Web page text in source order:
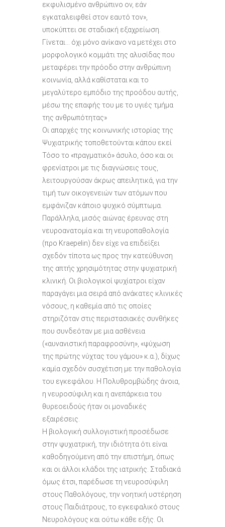
εκφυλισμένο ανθρώπινο ον, εάν
εγκαταλειφθεί στον εαυτό τον»,
υποκύπτει σε σταδιακή εξαχρείωση.
Γίνεται… όχι μόνο ανίκανο να μετέχει στο
μορφολογικό κομμάτι της αλυσίδας που
μεταφέρει την πρόοδο στην ανθρώπινη
κοινωνία, αλλά καθίσταται και το
μεγαλύτερο εμπόδιο της προόδου αυτής,
μέσω της επαφής του με το υγιές τμήμα
της ανθρωπότητας»
Οι απαρχές της κοινωνικής ιστορίας της
Ψυχιατρικής τοποθετούνται κάπου εκεί
Τόσο το «πραγματικό» άσυλο, όσο και οι
φρενίατροι με τις διαγνώσεις τους,
λειτουργούσαν άκρως απειλητικά, για την
τιμή των οικογενειών των ατόμων που
εμφάνιζαν κάποιο ψυχικό σύμπτωμα.
Παράλληλα, μισός αιώνας έρευνας στη
νευροανατομία και τη νευροπαθολογία
(προ Kraepelin) δεν είχε να επιδείξει
σχεδόν τίποτα ως προς την κατεύθυνση
της απτής χρησιμότητας στην ψυχιατρική
κλινική. Οι βιολογικοί ψυχίατροι είχαν
παραγάγει μια σειρά από ανάκατες κλινικές
νόσους, η καθεμία από τις οποίες
στηριζόταν στις περιστασιακές συνθήκες
που συνδεόταν με μια ασθένεια
(«αυνανιστική παραφροσύνη», «ψύχωση
της πρώτης νύχτας του γάμου» κ.α.), δίχως
καμία σχεδόν συσχέτιση με την παθολογία
του εγκεφάλου. Η Πολυθρομβώδης άνοια,
η νευροσύφιλη και η ανεπάρκεια του
θυρεοειδούς ήταν οι μοναδικές
εξαιρέσεις.
Η βιολογική συλλογιστική προσέδωσε
στην ψυχιατρική, την ιδιότητα ότι είναι
καθοδηγούμενη από την επιστήμη, όπως
και οι άλλοι κλάδοι της ιατρικής. Σταδιακά
όμως έτσι, παρέδωσε τη νευροσύφιλη
στους Παθολόγους, την νοητική υστέρηση
στους Παιδιάτρους, το εγκεφαλικό στους
Νευρολόγους και ούτω κάθε εξής. Οι